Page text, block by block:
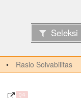
Seleksi
Rasio Solvabilitas
Q4